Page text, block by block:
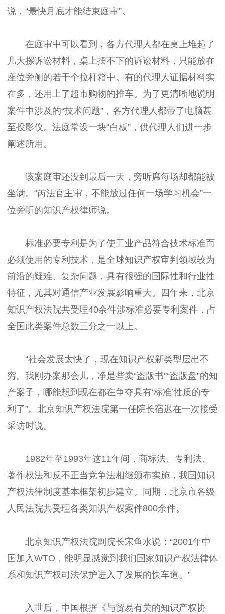
说，“最快月底才能结束庭审”。
在庭审中可以看到，各方代理人都在桌上堆起了
几大摞诉讼材料，桌上摆不下的诉讼材料，只能放在
座位旁侧的若干个拉杆箱中。有的代理人证据材料实
在多，还用上了超市购物的推车。为了更清晰地说明
案件中涉及的“技术问题”，各方代理人都带了电脑甚
至投影仪。法庭常设一块“白板”，供代理人们进一步
阐述所用。
该案庭审还没到最后一天，旁听席每场却都能被
坐满。“芮法官主审，不能放过任何一场学习机会”一
位旁听的知识产权律师说。
标准必要专利是为了使工业产品符合技术标准而
必须使用的专利技术，是全球知识产权审判领域较为
前沿的疑难、复杂问题，具有很强的国际性和行业性
特征，尤其对通信产业发展影响重大。四年来，北京
知识产权法院共受理40余件涉标准必要专利案件，占
全国此类案件总数三分之一以上。
“社会发展太快了，现在知识产权新类型层出不
穷。我刚办案那会儿，净是些卖“盗版书”“盗版盘”的知
产案子，哪能想到现在都在争夺具有‘标准’性质的专
利了”。北京知识产权法院第一任院长宿迟在一次接受
采访时说。
1982年至1993年这11年间，商标法、专利法、
著作权法和反不正当竞争法相继颁布实施，我国知识
产权法律制度基本框架初步建立。同期，北京市各级
人民法院共受理各类知识产权案件800余件。
北京知识产权法院副院长宋鱼水说：“2001年中
国加入WTO，能明显感觉到我们国家知识产权法律体
系和知识产权司法保护进入了发展的快车道。”
入世后，中国根据《与贸易有关的知识产权协